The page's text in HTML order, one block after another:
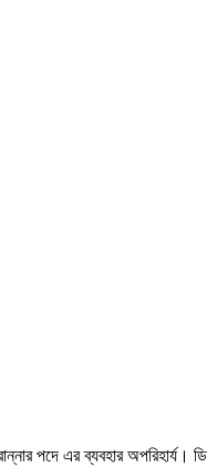
পদে এর ব্যবহার